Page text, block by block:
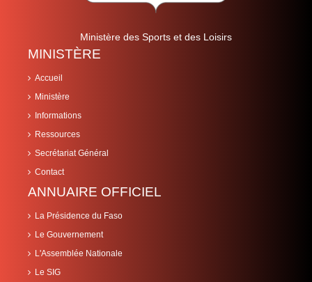
Ministère des Sports et des Loisirs
MINISTÈRE
Accueil
Ministère
Informations
Ressources
Secrétariat Général
Contact
ANNUAIRE OFFICIEL
La Présidence du Faso
Le Gouvernement
L'Assemblée Nationale
Le SIG